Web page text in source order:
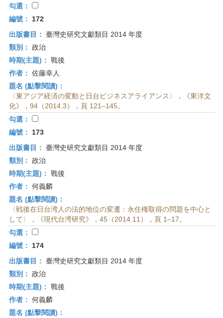
勾選：
編號：
172
出版書目： 臺灣史研究文獻類目 2014 年度
類別： 政治
時期(主題)： 戰後
作者： 佐藤幸人
題名 (點擊閱讀)：
〈東アジア経済の変動と日台ビジネスアライアンス〉，《東洋文
化》，94（2014.3），頁 121–145。
勾選：
編號：
173
出版書目： 臺灣史研究文獻類目 2014 年度
類別： 政治
時期(主題)： 戰後
作者： 何義麟
題名 (點擊閱讀)：
〈戦後在日台湾人の法的地位の変遷：永住権取得の問題を中心と
して〉，《現代台湾研究》，45（2014.11），頁 1–17。
勾選：
編號：
174
出版書目： 臺灣史研究文獻類目 2014 年度
類別： 政治
時期(主題)： 戰後
作者： 何義麟
題名 (點擊閱讀)：